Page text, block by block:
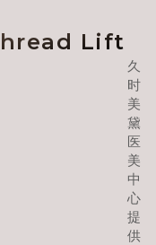
Lift
久
时
美
黛
医
美
中
心
提
供